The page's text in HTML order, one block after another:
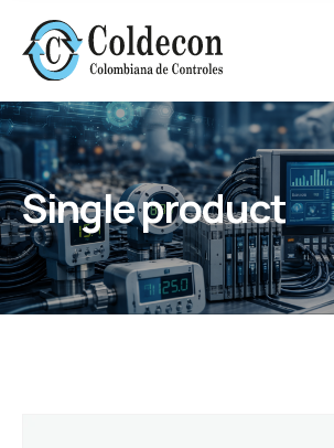
Single product